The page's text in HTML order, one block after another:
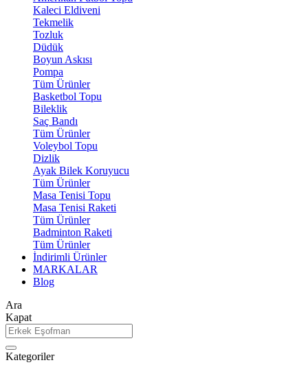
Kaleci Eldiveni
Tekmelik
Tozluk
Düdük
Boyun Askısı
Pompa
Tüm Ürünler
Basketbol Topu
Bileklik
Saç Bandı
Tüm Ürünler
Voleybol Topu
Dizlik
Ayak Bilek Koruyucu
Tüm Ürünler
Masa Tenisi Topu
Masa Tenisi Raketi
Tüm Ürünler
Badminton Raketi
Tüm Ürünler
İndirimli Ürünler
MARKALAR
Blog
Ara
Kapat
Kategoriler